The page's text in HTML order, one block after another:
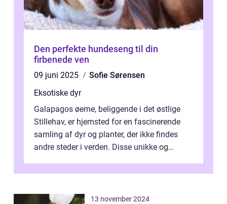
Den perfekte hundeseng til din
firbenede ven
09 juni 2025
Sofie Sørensen
Eksotiske dyr
Galapagos øerne, beliggende i det østlige
Stillehav, er hjemsted for en fascinerende
samling af dyr og planter, der ikke findes
andre steder i verden. Disse unikke og
13 november 2024